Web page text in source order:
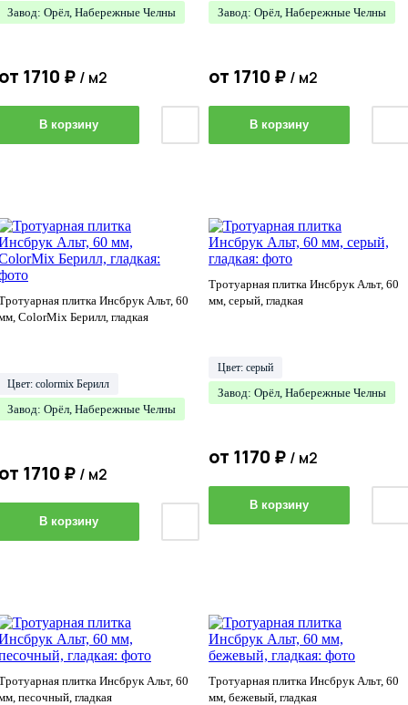
Завод: Орёл, Набережные Челны
1710 ₽ / м2
В корзину
Завод: Орёл, Набережные Челны
от 1710 ₽ / м2
В корзину
плитка Инсбрук Альт, 60
ColorMix Берилл, гладкая
Цвет: colormix Берилл
Завод: Орёл, Набережные Челны
1710 ₽ / м2
В корзину
Тротуарная плитка Инсбрук Альт, 60
мм, серый, гладкая
Цвет: серый
Завод: Орёл, Набережные Челны
от 1170 ₽ / м2
В корзину
плитка Инсбрук Альт, 60
песочный, гладкая
Тротуарная плитка Инсбрук Альт, 60
мм, бежевый, гладкая